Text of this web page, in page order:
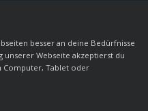
besser an deine Bedürfnisse
unserer Webseite akzeptierst du
Computer, Tablet oder